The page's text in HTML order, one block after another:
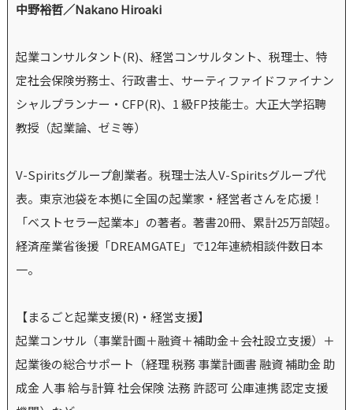
中野裕哲／Nakano Hiroaki
起業コンサルタント(R)、経営コンサルタント、税理士、特
定社会保険労務士、行政書士、サーティファイドファイナン
シャルプランナー・CFP(R)、1 級FP技能士。大正大学招聘
教授（起業論、ゼミ等）
V-Spiritsグループ創業者。税理士法人V-Spiritsグループ代
表。東京池袋を本拠に全国の起業家・経営者さんを応援！
「ベストセラー起業本」の著者。著書20冊、累計25万部超。
経済産業省後援「DREAMGATE」で12年連続相談件数日本
一。
【まるごと起業支援(R)・経営支援】
起業コンサル（事業計画＋融資＋補助金＋会社設立支援）＋
起業後の総合サポート（経理 税務 事業計画書 融資 補助金 助
成金 人事 給与計算 社会保険 法務 許認可 公庫連携 認定支援